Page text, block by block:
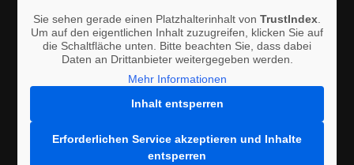
Sie sehen gerade einen Platzhalterinhalt von TrustIndex.
Um auf den eigentlichen Inhalt zuzugreifen, klicken Sie auf
die Schaltfläche unten. Bitte beachten Sie, dass dabei
Daten an Drittanbieter weitergegeben werden.
Mehr Informationen
Inhalt entsperren
Erforderlichen Service akzeptieren und Inhalte
entsperren